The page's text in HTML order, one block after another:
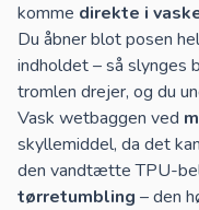
komme direkte i
Du åbner blot posen
indholdet – så slynges
tromlen drejer, og du
Vask wetbaggen ved
skyllemiddel, da det
den vandtætte TPU-
tørretumbling – den